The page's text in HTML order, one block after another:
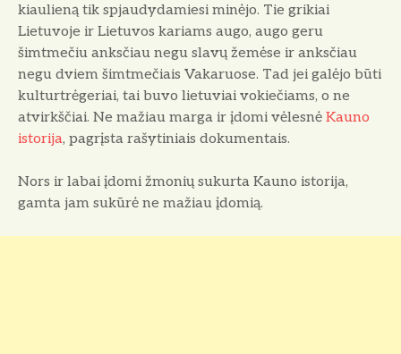
kiaulieną tik spjaudydamiesi minėjo. Tie grikiai
Lietuvoje ir Lietuvos kariams augo, augo geru
šimtmečiu anksčiau negu slavų žemėse ir anksčiau
negu dviem šimtmečiais Vakaruose. Tad jei galėjo būti
kulturtrėgeriai, tai buvo lietuviai vokiečiams, o ne
atvirkščiai. Ne mažiau marga ir įdomi vėlesnė Kauno
istorija, pagrįsta rašytiniais dokumentais.
Nors ir labai įdomi žmonių sukurta Kauno istorija,
gamta jam sukūrė ne mažiau įdomią.